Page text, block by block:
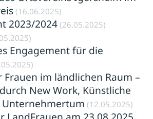
(16.06.2025)
2023/2024 (26.05.2025)
Engagement für die
im ländlichen Raum –
New Work, Künstliche
(12.05.2025)